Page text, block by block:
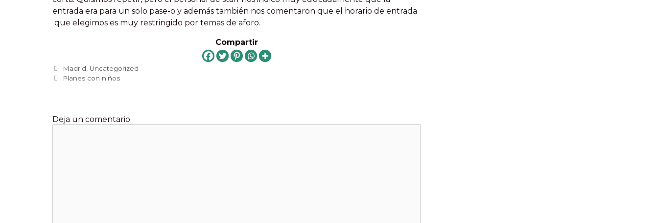
entrada era para un solo pase-o y además también nos comentaron que el horario de entrada
que elegimos es muy restringido por temas de aforo.
Compartir
Categorías
Madrid Uncategorized
Etiquetas
Planes con niños
Deja un comentario